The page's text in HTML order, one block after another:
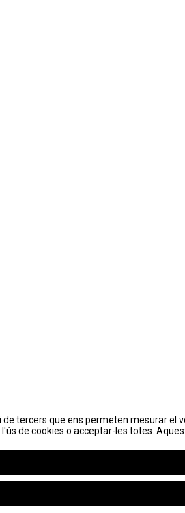
tercers que ens permeten mesurar el
de cookies o acceptar-les totes.
tercers que ens permeten mesurar el
de cookies o acceptar-les totes.